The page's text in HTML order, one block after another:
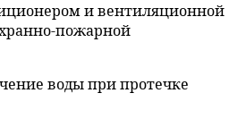
и вентиляционной
пожарной
воды при протечке